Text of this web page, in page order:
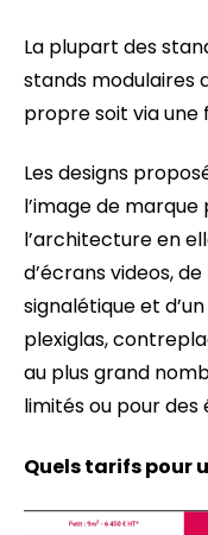
La plupart des
stands modulaires
propre soit via une
Les designs
l’image de
l’architecture en
d’écrans videos,
signalétique et
plexiglas,
au plus grand
limités ou pour
Quels tarifs pour